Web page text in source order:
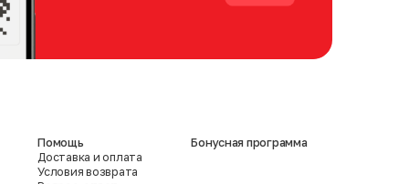
Помощь
Доставка и оплата
Условия возврата
Бонусная программа